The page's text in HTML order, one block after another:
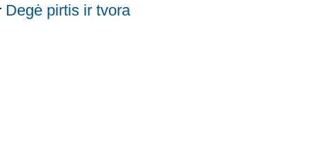
Degė pirtis ir tvora